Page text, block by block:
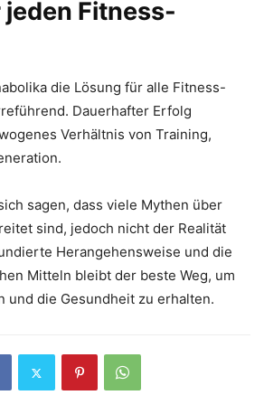
Fitness-
die Lösung für alle Fitness-
Dauerhafter Erfolg
Verhältnis von Training,
sagen, dass viele Mythen über
sind, jedoch nicht der Realität
Herangehensweise und die
Mitteln bleibt der beste Weg, um
und die Gesundheit zu erhalten.